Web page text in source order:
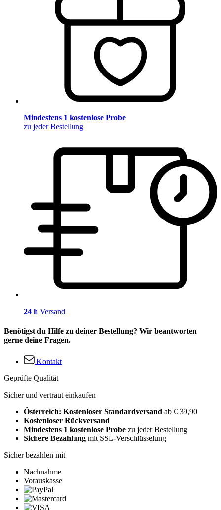
Mindestens 1 kostenlose Probe
zu jeder Bestellung
24 h Versand
Benötigst du Hilfe zu deiner Bestellung? Wir beantworten
gerne deine Fragen.
Kontakt
Geprüfte Qualität
Sicher und vertraut einkaufen
Österreich: Kostenloser Standardversand ab € 39,90
Kostenloser Rückversand
Mindestens 1 kostenlose Probe zu jeder Bestellung
Sichere Bezahlung mit SSL-Verschlüsselung
Sicher bezahlen mit
Nachnahme
Vorauskasse